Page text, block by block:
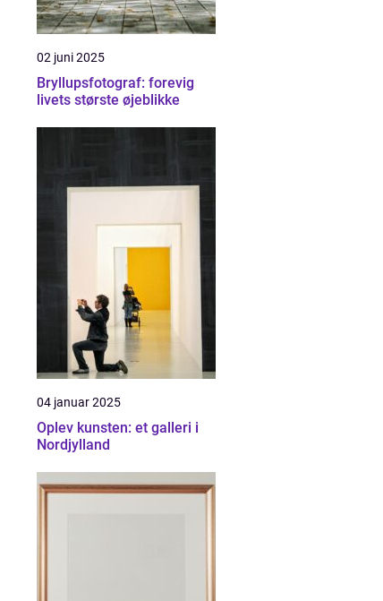
02 juni 2025
Bryllupsfotograf: forevig
livets største øjeblikke
04 januar 2025
Oplev kunsten: et galleri i
Nordjylland